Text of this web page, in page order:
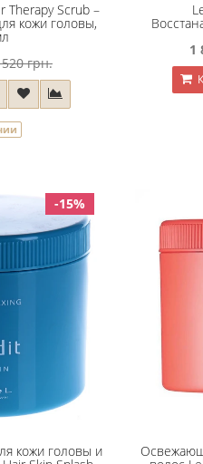
Therapy Scrub –
кожи головы,
грн.
1
-15%
кожи головы и